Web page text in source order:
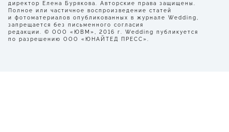
директор Елена Бурякова. Авторские права защищены.
Полное или частичное воспроизведение статей
и фотоматериалов опубликованных в журнале Wedding,
запрещается без письменного согласия
редакции. © ООО «ЮВМ», 2016 г. Wedding публикуется
по разрешению ООО «ЮНАЙТЕД ПРЕСС».